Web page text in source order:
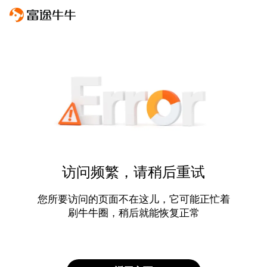
访问频繁，请稍后重试
您所要访问的页面不在这儿，它可能正忙着
刷牛牛圈，稍后就能恢复正常